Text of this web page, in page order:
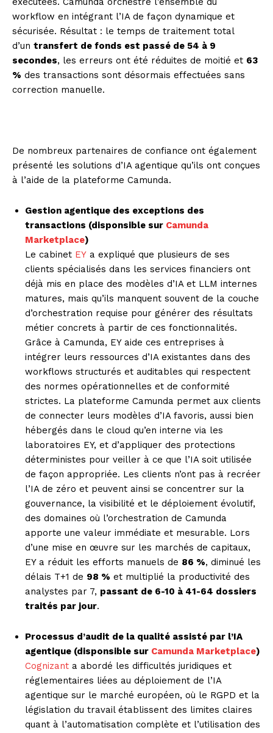
workflow en intégrant l’IA de façon dynamique et
sécurisée. Résultat : le temps de traitement total
d’un transfert de fonds est passé de 54 à 9
secondes, les erreurs ont été réduites de moitié et 63
% des transactions sont désormais effectuées sans
correction manuelle.
De nombreux partenaires de confiance ont également
présenté les solutions d’IA agentique qu’ils ont conçues
à l’aide de la plateforme Camunda.
Gestion agentique des exceptions des
transactions (disponsible sur Camunda
Marketplace)
Le cabinet EY a expliqué que plusieurs de ses
clients spécialisés dans les services financiers ont
déjà mis en place des modèles d’IA et LLM internes
matures, mais qu’ils manquent souvent de la couche
d’orchestration requise pour générer des résultats
métier concrets à partir de ces fonctionnalités.
Grâce à Camunda, EY aide ces entreprises à
intégrer leurs ressources d’IA existantes dans des
workflows structurés et auditables qui respectent
des normes opérationnelles et de conformité
strictes. La plateforme Camunda permet aux clients
de connecter leurs modèles d’IA favoris, aussi bien
hébergés dans le cloud qu’en interne via les
laboratoires EY, et d’appliquer des protections
déterministes pour veiller à ce que l’IA soit utilisée
de façon appropriée. Les clients n’ont pas à recréer
l’IA de zéro et peuvent ainsi se concentrer sur la
gouvernance, la visibilité et le déploiement évolutif,
des domaines où l’orchestration de Camunda
apporte une valeur immédiate et mesurable. Lors
d’une mise en œuvre sur les marchés de capitaux,
EY a réduit les efforts manuels de 86 %, diminué les
délais T+1 de 98 % et multiplié la productivité des
analystes par 7, passant de 6-10 à 41-64 dossiers
traités par jour.
Processus d’audit de la qualité assisté par l’IA
agentique (disponsible sur Camunda Marketplace)
Cognizant a abordé les difficultés juridiques et
réglementaires liées au déploiement de l’IA
agentique sur le marché européen, où le RGPD et la
législation du travail établissent des limites claires
quant à l’automatisation complète et l’utilisation des